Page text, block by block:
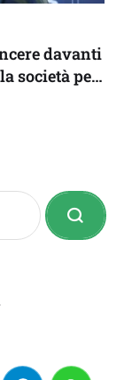
davanti
società per